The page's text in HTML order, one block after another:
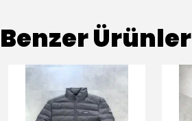
Benzer Ürünler